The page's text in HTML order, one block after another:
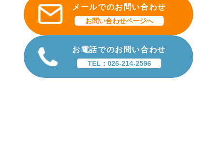
メールでのお問い合わせ
お問い合わせページへ
お電話でのお問い合わせ
TEL：026-214-2596